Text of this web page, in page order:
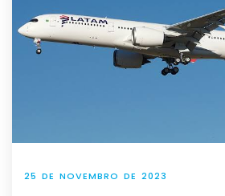
25 DE NOVEMBRO DE 2023